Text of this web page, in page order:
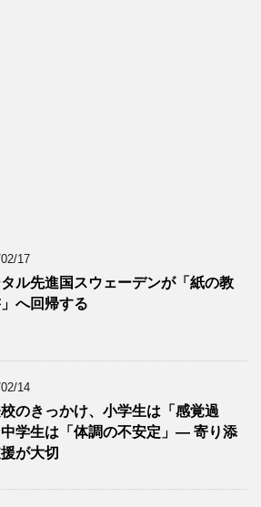
17
ル先進国スウェーデンが「紙の教
へ回帰する
14
のきっかけ、小学生は「感覚過
学生は「体調の不安定」― 寄り添
が大切